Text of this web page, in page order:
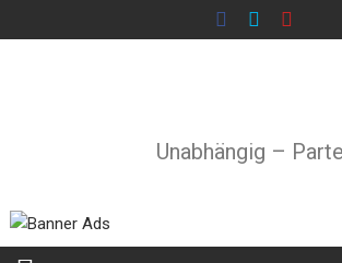
to
Unabhängig –